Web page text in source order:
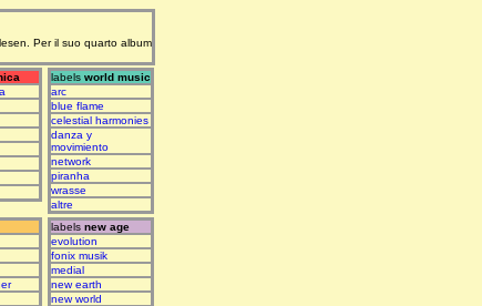
Per il suo quarto album
labels world music
arc
blue flame
celestial harmonies
danza y
movimiento
network
piranha
wrasse
altre
labels new age
evolution
fonix musik
medial
new earth
new world